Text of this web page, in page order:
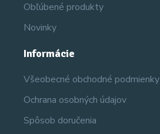
Obľúbené produkty
Novinky
Informácie
Všeobecné obchodné podmienky
Ochrana osobných údajov
Spôsob doručenia